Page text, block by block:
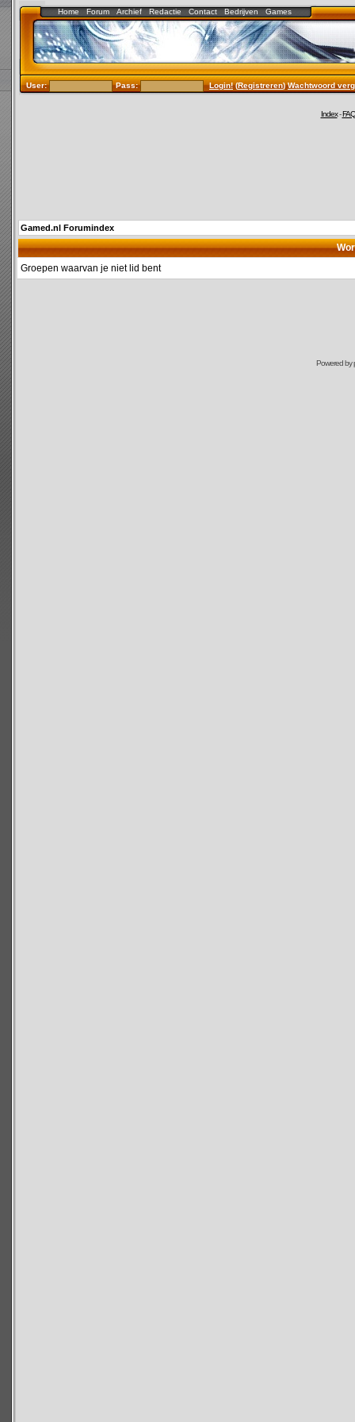
Home Forum Archief Redactie Contact Bedrijven Games
User: Pass: Login!(Registreren)Wachtwoord
Index-FAQ
Gamed.nl Forumindex
Groepen waarvan je niet lid bent
Powered by